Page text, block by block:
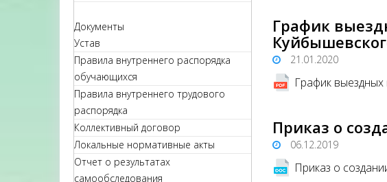
Документы
Устав
Правила внутреннего распорядка
обучающихся
Правила внутреннего трудового
распорядка
Коллективный договор
Локальные нормативные акты
Отчет о результатах
самообследования
График
21.01.2020
График
Приказ о
06.12.2019
Приказ о